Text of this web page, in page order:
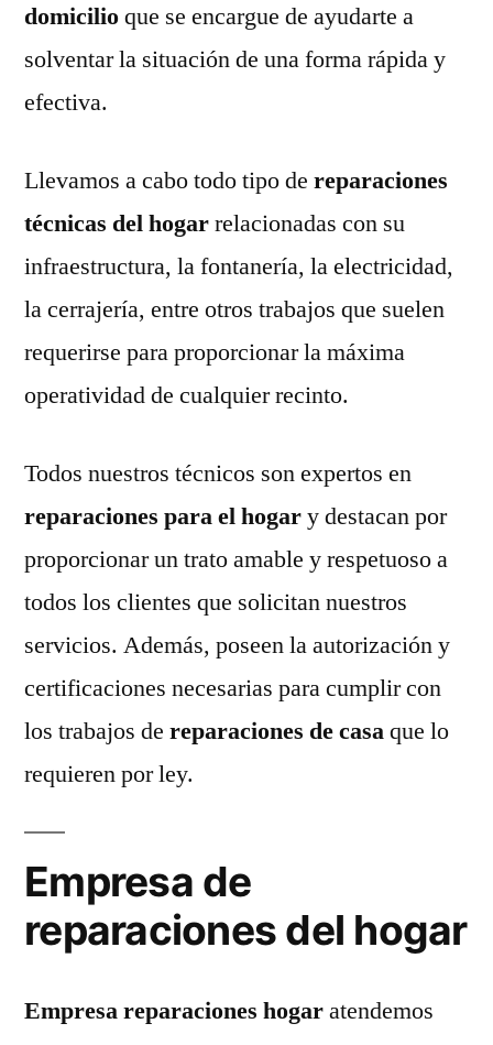
domicilioque se encargue de ayudarte a
solventar la situación de una forma rápida y
efectiva.
Llevamos a cabo todo tipo de reparaciones
técnicas del hogarrelacionadas con su
infraestructura, la fontanería, la electricidad,
la cerrajería, entre otros trabajos que suelen
requerirse para proporcionar la máxima
operatividad de cualquier recinto.
Todos nuestros técnicos son expertos en
reparaciones para el hogary destacan por
proporcionar un trato amable y respetuoso a
todos los clientes que solicitan nuestros
servicios. Además, poseen la autorización y
certificaciones necesarias para cumplir con
los trabajos de reparaciones de casaque lo
requieren por ley.
Empresa de
reparaciones del hogar
Empresa reparaciones hogaratendemos